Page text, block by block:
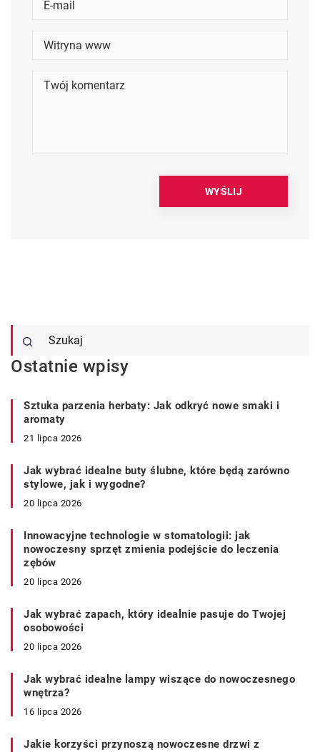
Ostatnie wpisy
Sztuka parzenia herbaty: Jak odkryć nowe smaki i
aromaty
21 lipca 2026
Jak wybrać idealne buty ślubne, które będą zarówno
stylowe, jak i wygodne?
20 lipca 2026
Innowacyjne technologie w stomatologii: jak
nowoczesny sprzęt zmienia podejście do leczenia
zębów
20 lipca 2026
Jak wybrać zapach, który idealnie pasuje do Twojej
osobowości
20 lipca 2026
Jak wybrać idealne lampy wiszące do nowoczesnego
wnętrza?
16 lipca 2026
Jakie korzyści przynoszą nowoczesne drzwi z